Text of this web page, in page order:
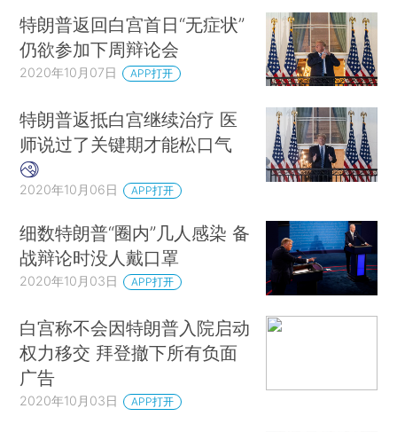
特朗普返回白宫首日“无症状”
仍欲参加下周辩论会
2020年10月07日 APP打开
特朗普返抵白宫继续治疗 医
师说过了关键期才能松口气
2020年10月06日 APP打开
细数特朗普“圈内”几人感染 备
战辩论时没人戴口罩
2020年10月03日 APP打开
白宫称不会因特朗普入院启动
权力移交 拜登撤下所有负面
广告
2020年10月03日 APP打开